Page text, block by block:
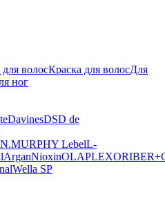
волосКраска для волосДля
ног
DavinesDSD de
LebelL-
ArganNiохinOLAPLEXORIBE
Wella SP